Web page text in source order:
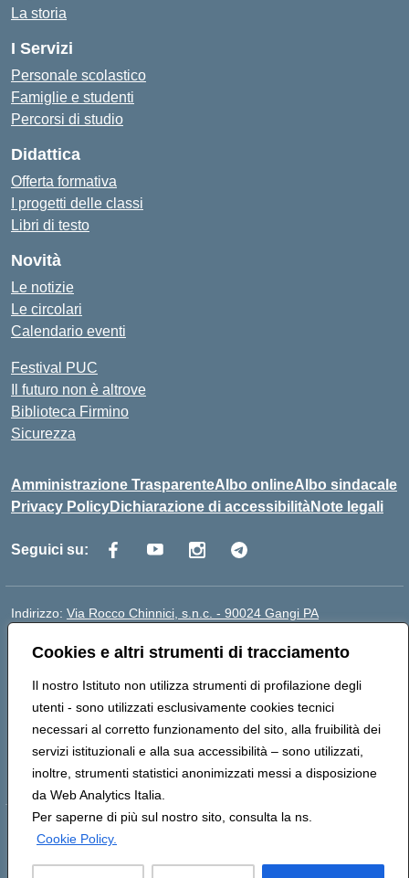
Cookies e altri strumenti di tracciamento
Il nostro Istituto non utilizza strumenti di profilazione degli
utenti - sono utilizzati esclusivamente cookies tecnici
necessari al corretto funzionamento del sito, alla fruibilità dei
servizi istituzionali e alla sua accessibilità – sono utilizzati,
inoltre, strumenti statistici anonimizzati messi a disposizione
da Web Analytics Italia.
Per saperne di più sul nostro sito, consulta la ns.
Cookie Policy.
La storia
I Servizi
Personale scolastico
Famiglie e studenti
Percorsi di studio
Didattica
Offerta formativa
I progetti delle classi
Libri di testo
Novità
Le notizie
Le circolari
Calendario eventi
Festival PUC
Il futuro non è altrove
Biblioteca Firmino
Sicurezza
Amministrazione TrasparenteAlbo onlineAlbo sindacale
Privacy PolicyDichiarazione di accessibilitàNote legali
Seguici su:
Indirizzo: Via Rocco Chinnici, s.n.c. - 90024 Gangi PA
Posta elettronica certificata (PEC):pais01700b@pec.istruzione.it
Codice fiscale: 95005290820
Codice meccanografico: pais01700b
Codice Indice delle Pubbliche Amministrazioni (IPA):